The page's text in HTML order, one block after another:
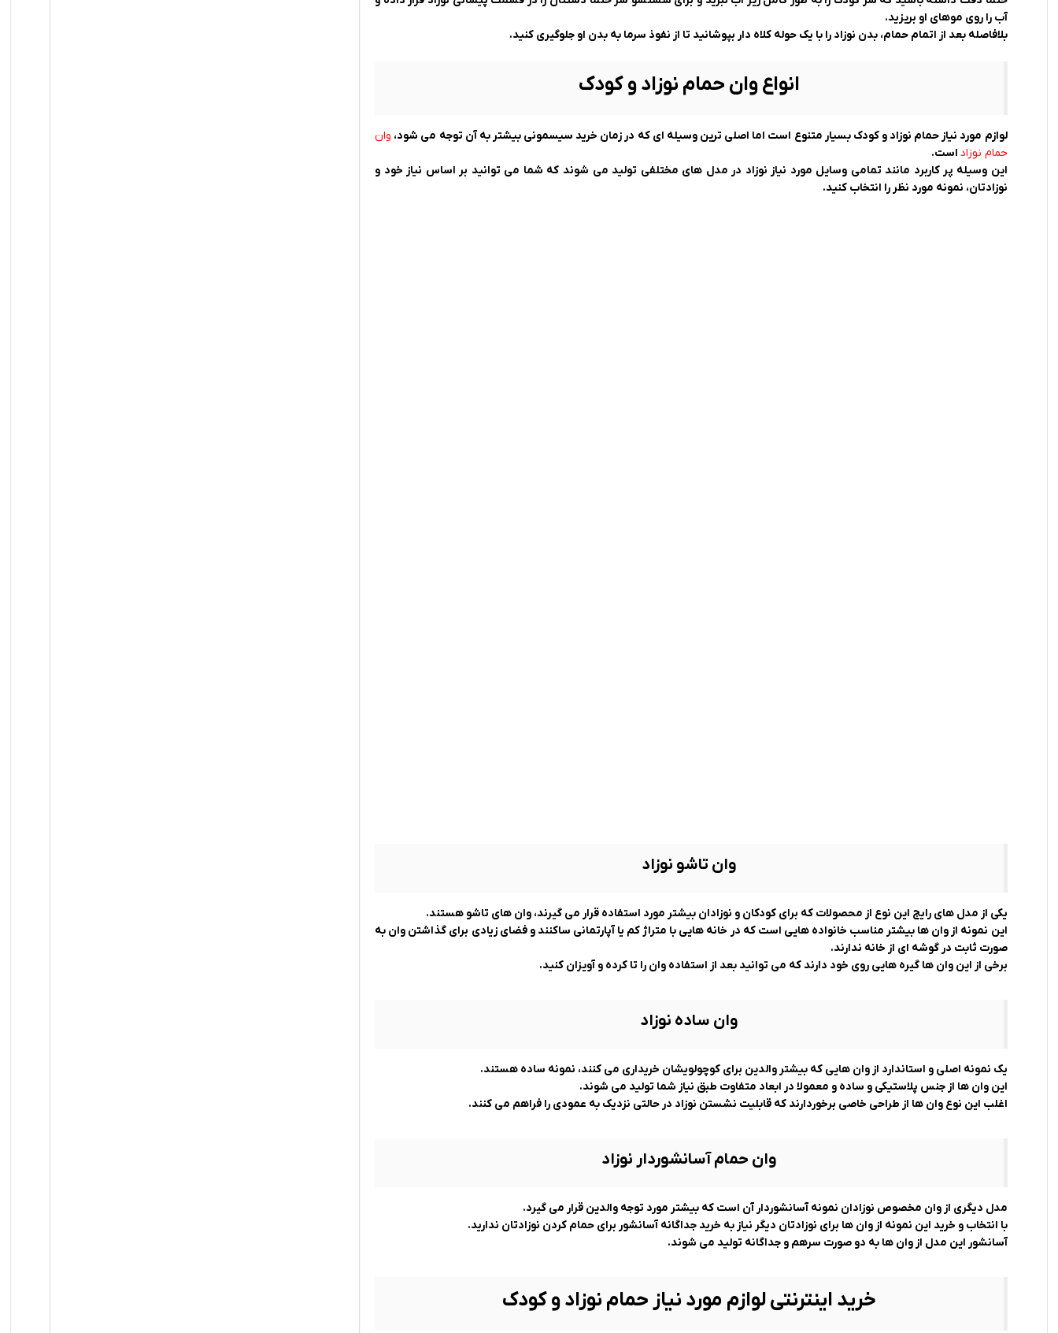
آب را روی موهای او بریزید.
بلافاصله بعد از اتمام حمام، بدن نوزاد را با یک حوله کلاه دار بپوشانید تا از نفوذ سرما به بدن او جلوگیری کنید.
انواع وان حمام نوزاد و کودک
لوازم مورد نیاز حمام نوزاد و کودک بسیار متنوع است اما اصلی ترین وسیله ای که در زمان خرید سیسمونی بیشتر به آن توجه می شود، وان
حمام نوزاد است.
این وسیله پر کاربرد مانند تمامی وسایل مورد نیاز نوزاد در مدل های مختلفی تولید می شوند که شما می توانید بر اساس نیاز خود و
نوزادتان، نمونه مورد نظر را انتخاب کنید.
وان تاشو نوزاد
یکی از مدل های رایج این نوع از محصولات که برای کودکان و نوزادان بیشتر مورد استفاده قرار می گیرند، وان های تاشو هستند.
این نمونه از وان ها بیشتر مناسب خانواده هایی است که در خانه هایی با متراژ کم یا آپارتمانی ساکنند و فضای زیادی برای گذاشتن وان به
صورت ثابت در گوشه ای از خانه ندارند.
برخی از این وان ها گیره هایی روی خود دارند که می توانید بعد از استفاده وان را تا کرده و آویزان کنید.
وان ساده نوزاد
یک نمونه اصلی و استاندارد از وان هایی که بیشتر والدین برای کوچولویشان خریداری می کنند، نمونه ساده هستند.
این وان ها از جنس پلاستیکی و ساده و معمولا در ابعاد متفاوت طبق نیاز شما تولید می شوند.
اغلب این نوع وان ها از طراحی خاصی برخوردارند که قابلیت نشستن نوزاد در حالتی نزدیک به عمودی را فراهم می کنند.
وان حمام آسانشوردار نوزاد
مدل دیگری از وان مخصوص نوزادان نمونه آسانشوردار آن است که بیشتر مورد توجه والدین قرار می گیرد.
با انتخاب و خرید این نمونه از وان ها برای نوزادتان دیگر نیاز به خرید جداگانه آسانشور برای حمام کردن نوزادتان ندارید.
آسانشور این مدل از وان ها به دو صورت سرهم و جداگانه تولید می شوند.
خرید اینترنتی لوازم مورد نیاز حمام نوزاد و کودک